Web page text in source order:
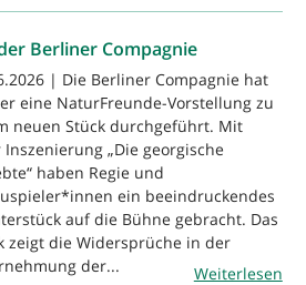
Berliner Compagnie
| Die Berliner Compagnie hat
eine NaturFreunde-Vorstellung zu
neuen Stück durchgeführt. Mit
„Die georgische
haben Regie und
ein beeindruckendes
auf die Bühne gebracht. Das
zeigt die Widersprüche in der
der...
Weiterlesen